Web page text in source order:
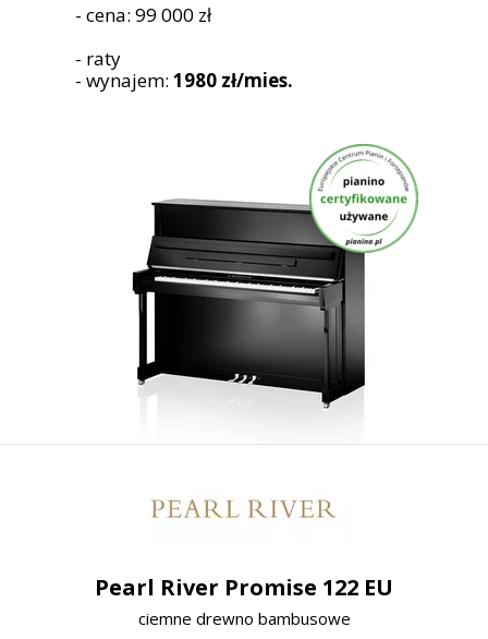
Pearl River Promise 122 EU
ciemne drewno bambusowe
- cena: 99 000 zł
- raty
- wynajem: 1980 zł/mies.